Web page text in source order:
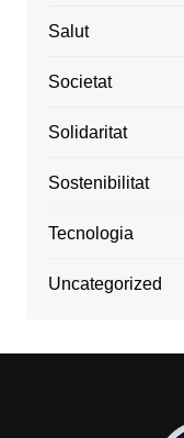
Salut
Societat
Solidaritat
Sostenibilitat
Tecnologia
Uncategorized